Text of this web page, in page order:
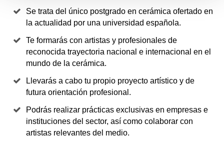
Se trata del único postgrado en cerámica ofertado en
la actualidad por una universidad española.
Te formarás con artistas y profesionales de
reconocida trayectoria nacional e internacional en el
mundo de la cerámica.
Llevarás a cabo tu propio proyecto artístico y de
futura orientación profesional.
Podrás realizar prácticas exclusivas en empresas e
instituciones del sector, así como colaborar con
artistas relevantes del medio.